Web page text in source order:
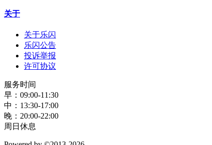
关于
关于乐闪
乐闪公告
投诉举报
许可协议
服务时间
早：09:00-11:30
中：13:30-17:00
晚：20:00-22:00
周日休息